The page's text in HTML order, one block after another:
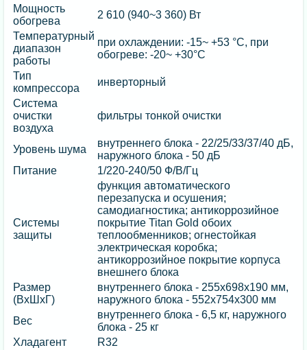
Мощность
обогрева
2 610 (940~3 360) Вт
Температурный
диапазон
работы
при охлаждении: -15~ +53 °C, при
обогреве: -20~ +30°C
Тип
компрессора
инверторный
Система
очистки
воздуха
фильтры тонкой очистки
Уровень шума
внутреннего блока - 22/25/33/37/40 дБ,
наружного блока - 50 дБ
Питание
1/220-240/50 Ф/В/Гц
Системы
защиты
функция автоматического
перезапуска и осушения;
самодиагностика; антикоррозийное
покрытие Titan Gold обоих
теплообменников; огнестойкая
электрическая коробка;
антикоррозийное покрытие корпуса
внешнего блока
Размер
(ВхШхГ)
внутреннего блока - 255х698х190 мм,
наружного блока - 552х754х300 мм
Вес
внутреннего блока - 6,5 кг, наружного
блока - 25 кг
Хладагент
R32